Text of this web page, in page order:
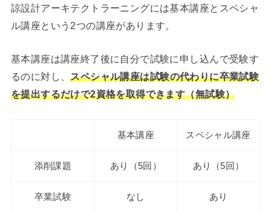
諒設計アーキテクトラーニングには基本講座とスペシャ
ル講座という2つの講座があります。
基本講座は講座終了後に自分で試験に申し込んで受験す
るのに対し、スペシャル講座は試験の代わりに卒業試験
を提出するだけで2資格を取得できます（無試験）
基本講座 スペシャル講座
添削課題 あり（5回） あり（5回）
卒業試験 なし あり